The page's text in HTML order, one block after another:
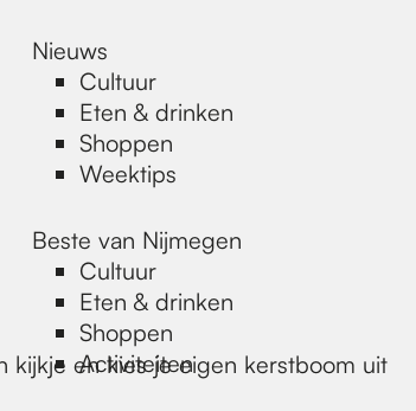
Nieuws
Cultuur
Eten & drinken
Shoppen
Weektips
Beste van Nijmegen
Cultuur
Eten & drinken
Shoppen
Activiteiten
kijkje en kies je eigen kerstboom uit